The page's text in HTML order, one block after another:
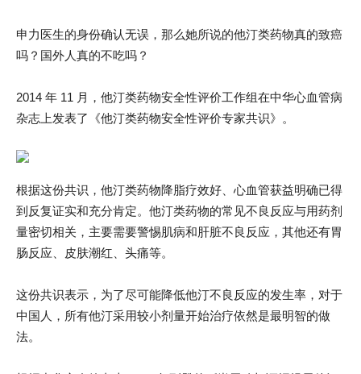
申力医生的身份确认无误，那么她所说的他汀类药物真的致癌
吗？国外人真的不吃吗？
2014 年 11 月，他汀类药物安全性评价工作组在中华心血管病
杂志上发表了《他汀类药物安全性评价专家共识》。
根据这份共识，他汀类药物降脂疗效好、心血管获益明确已得
到反复证实和充分肯定。他汀类药物的常见不良反应与用药剂
量密切相关，主要需要警惕肌病和肝脏不良反应，其他还有胃
肠反应、皮肤潮红、头痛等。
这份共识表示，为了尽可能降低他汀不良反应的发生率，对于
中国人，所有他汀采用较小剂量开始治疗依然是最明智的做
法。